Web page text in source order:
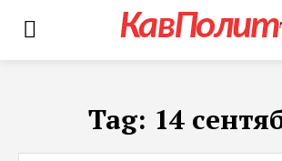
КавПолит
Tag: 14